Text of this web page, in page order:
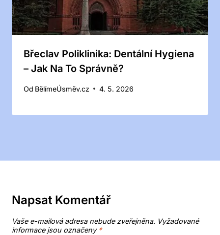
Břeclav Poliklinika: Dentální Hygiena
– Jak Na To Správně?
Od BělímeÚsměv.cz 4. 5. 2026
Napsat Komentář
Vaše e-mailová adresa nebude zveřejněna. Vyžadované
informace jsou označeny *